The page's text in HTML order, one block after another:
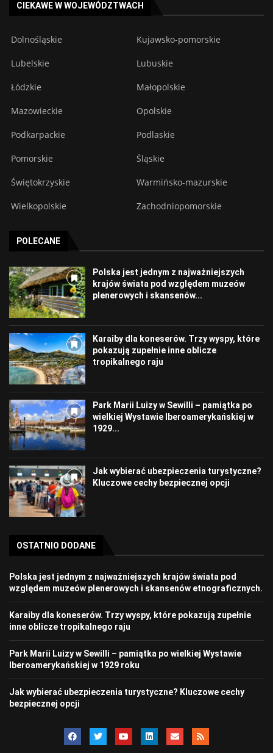
CIEKAWE W WOJEWÓDZTWACH
Dolnośląskie Kujawsko-pomorskie
Lubelskie Lubuskie
Łódzkie Małopolskie
Mazowieckie Opolskie
Podkarpackie Podlaskie
Pomorskie Śląskie
Świętokrzyskie Warmińsko-mazurskie
Wielkopolskie Zachodniopomorskie
POLECANE
Polska jest jednym z najważniejszych
krajów świata pod względem muzeów
plenerowych i skansenów...
Karaiby dla koneserów. Trzy wyspy, które
pokazują zupełnie inne oblicze
tropikalnego raju
Park Marii Luizy w Sewilli – pamiątka po
wielkiej Wystawie Iberoamerykańskiej w
1929...
Jak wybierać ubezpieczenia turystyczne?
Kluczowe cechy bezpiecznej opcji
OSTATNIO DODANE
Polska jest jednym z najważniejszych krajów świata pod
względem muzeów plenerowych i skansenów etnograficznych.
Karaiby dla koneserów. Trzy wyspy, które pokazują zupełnie
inne oblicze tropikalnego raju
Park Marii Luizy w Sewilli – pamiątka po wielkiej Wystawie
Iberoamerykańskiej w 1929 roku
Jak wybierać ubezpieczenia turystyczne? Kluczowe cechy
bezpiecznej opcji